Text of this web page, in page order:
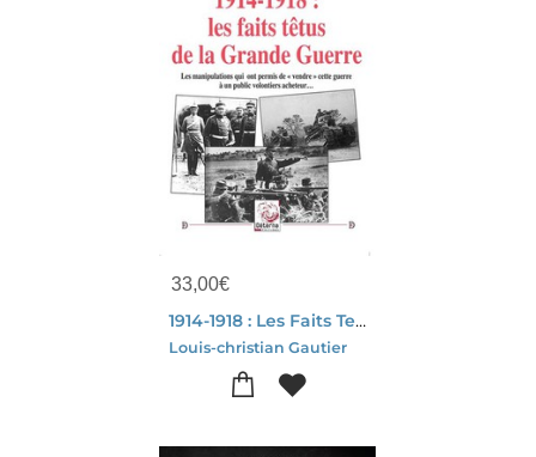
33,00€
1914-1918 : Les Faits Tetus De La Grande Guerre
Louis-christian Gautier